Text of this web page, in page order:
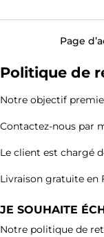
Page
Politique de
Notre objectif
Contactez-nous par
Le client est chargé
Livraison gratuite en
JE SOUHAITE
Notre politique de